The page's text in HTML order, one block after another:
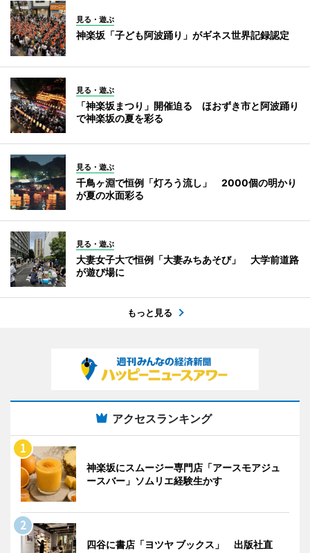
見る・遊ぶ
神楽坂「子ども阿波踊り」がギネス世界記録認定
見る・遊ぶ
「神楽坂まつり」開催迫る ほおずき市と阿波踊り
で神楽坂の夏を彩る
見る・遊ぶ
千鳥ヶ淵で恒例「灯ろう流し」 2000個の明かり
が夏の水面彩る
見る・遊ぶ
大妻女子大で恒例「大妻みちあそび」 大学前道路
が遊び場に
もっと見る
アクセスランキング
神楽坂にスムージー専門店「アースモアジュ
ースバー」ソムリエ経験生かす
四谷に書店「ヨツヤ ブックス」 出版社直